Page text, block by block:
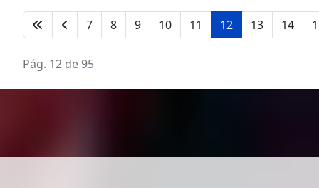
7 8 9 10 11 12 13 14
Pág. 12 de 95